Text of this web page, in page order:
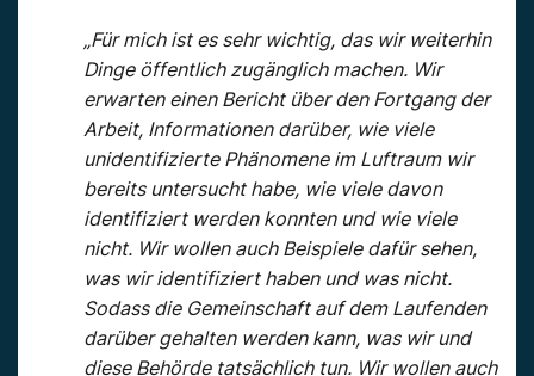
„Für mich ist es sehr wichtig, das wir weiterhin
Dinge öffentlich zugänglich machen. Wir
erwarten einen Bericht über den Fortgang der
Arbeit, Informationen darüber, wie viele
unidentifizierte Phänomene im Luftraum wir
bereits untersucht habe, wie viele davon
identifiziert werden konnten und wie viele
nicht. Wir wollen auch Beispiele dafür sehen,
was wir identifiziert haben und was nicht.
Sodass die Gemeinschaft auf dem Laufenden
darüber gehalten werden kann, was wir und
diese Behörde tatsächlich tun. Wir wollen auch